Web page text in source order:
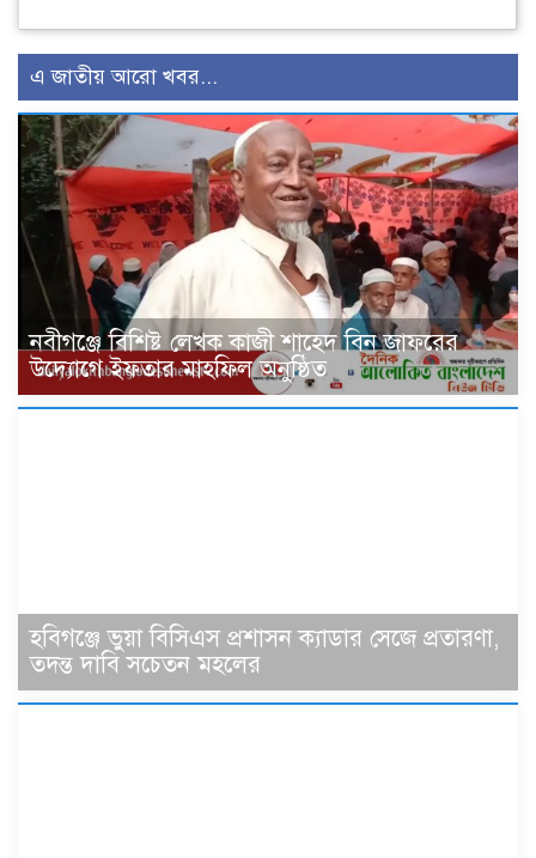
এ জাতীয় আরো খবর...
নবীগঞ্জে বিশিষ্ট লেখক কাজী শাহেদ বিন জাফরের
উদ্যোগে ইফতার মাহফিল অনুষ্ঠিত
হবিগঞ্জে ভুয়া বিসিএস প্রশাসন ক্যাডার সেজে প্রতারণা,
তদন্ত দাবি সচেতন মহলের